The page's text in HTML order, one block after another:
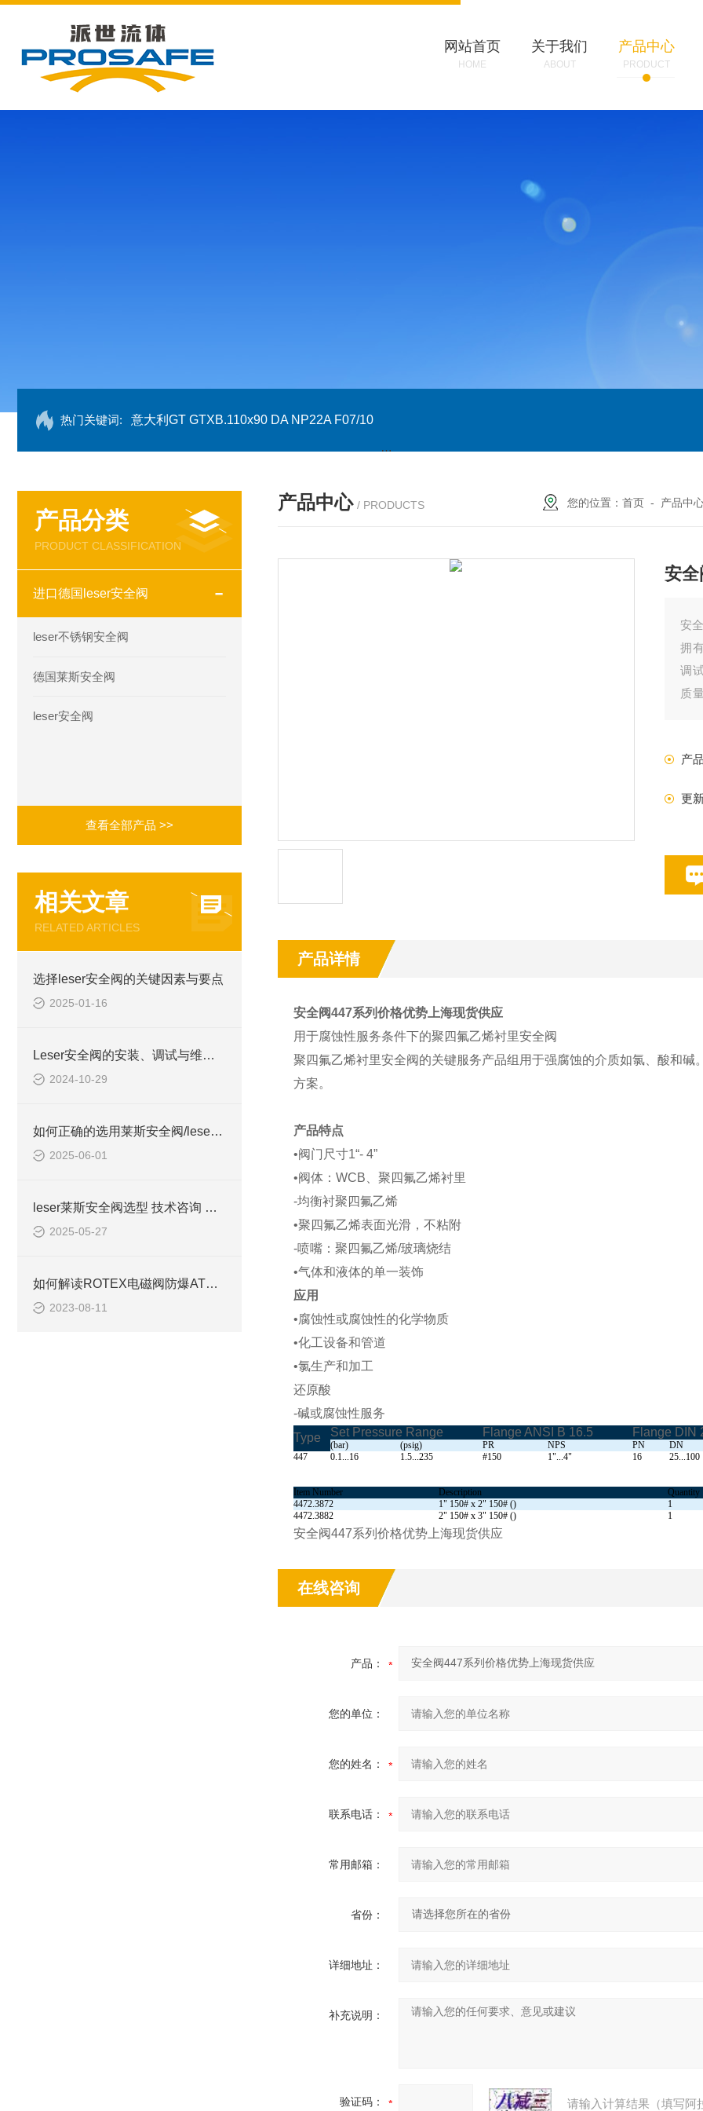
网站首页
HOME
关于我们
ABOUT
产品中心
PRODUCT
热门关键词: 意大利GT GTXB.110x90 DA NP22A F07/10
产品分类
PRODUCT CLASSIFICATION
进口德国leser安全阀
leser不锈钢安全阀
德国莱斯安全阀
leser安全阀
查看全部产品 >>
相关文章
RELATED ARTICLES
选择leser安全阀的关键因素与要点
2025-01-16
Leser安全阀的安装、调试与维护指南
2024-10-29
如何正确的选用莱斯安全阀/leser安全阀如何选型
2025-06-01
leser莱斯安全阀选型 技术咨询 欧美安全阀
2025-05-27
如何解读ROTEX电磁阀防爆ATEX证书
2023-08-11
产品中心 / PRODUCTS 您的位置：首页 - 产品中
安
安
拥
调
质
产
更
产品详情
安全阀447系列价格优势上海现货供应
用于腐蚀性服务条件下的聚四氟乙烯衬里安全阀
聚四氟乙烯衬里安全阀的关键服务产品组用于强腐蚀的介质如氯、酸和
方案。
产品特点
•阀门尺寸1“- 4”
•阀体：WCB、聚四氟乙烯衬里
-均衡衬聚四氟乙烯
•聚四氟乙烯表面光滑，不粘附
-喷嘴：聚四氟乙烯/玻璃烧结
•气体和液体的单一装饰
应用
•腐蚀性或腐蚀性的化学物质
•化工设备和管道
•氯生产和加工
还原酸
-碱或腐蚀性服务
Type
Set Pressure Range Flange ANSI B 16.5 Flange DIN
(bar) (psig) PR NPS PN
DN
447
0.1...16 1.5...235 #150 1"...4" 16 25...100
Item Number Description
Quantity
4472.3872
1" 150# x 2" 150# ()
1
4472.3882
2" 150# x 3" 150# () 1
安全阀447系列价格优势上海现货供应
在线咨询
产品：
您的单位：
您的姓名：
联系电话：
常用邮箱：
省份：
详细地址：
补充说明：
验证码： 请输入计算结果（填写阿